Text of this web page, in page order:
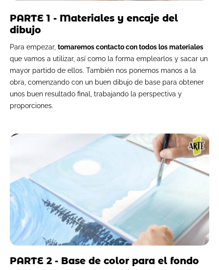
PARTE 1 - Materiales y encaje del
dibujo
Para empezar, tomaremos contacto con todos los materiales
que vamos a utilizar, así como la forma emplearlos y sacar un
mayor partido de ellos. También nos ponemos manos a la
obra, comenzando con un buen dibujo de base para obtener
unos buen resultado final, trabajando la perspectiva y
proporciones.
PARTE 2 - Base de color para el fondo